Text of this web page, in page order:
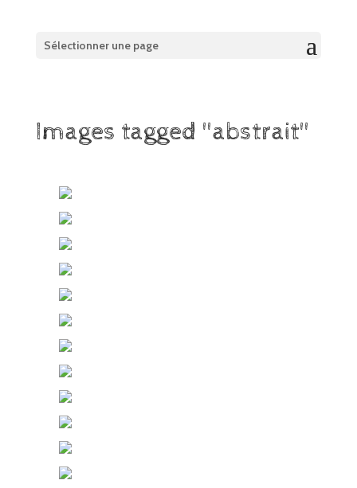
Sélectionner une page
Images tagged "abstrait"